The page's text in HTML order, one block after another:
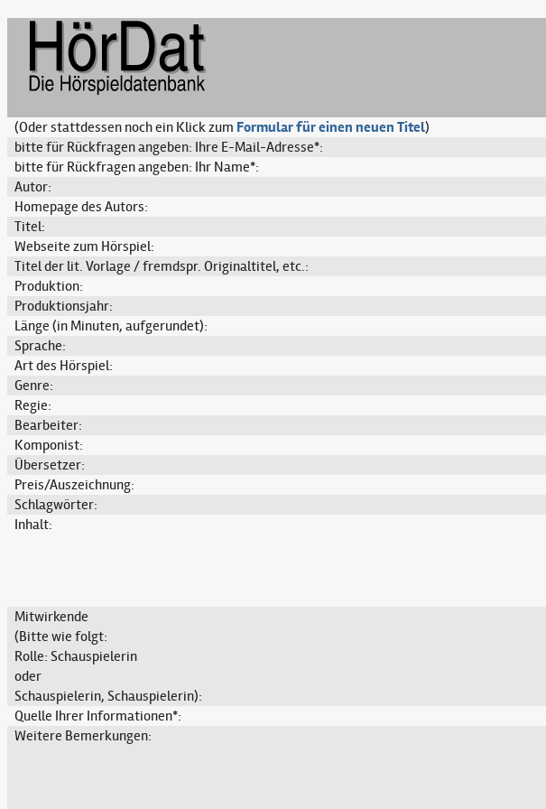
(Oder stattdessen noch ein Klick zum Formular für einen neuen Titel)
bitte für Rückfragen angeben: Ihre E-Mail-Adresse*:
bitte für Rückfragen angeben: Ihr Name*:
Autor:
Homepage des Autors:
Titel:
Webseite zum Hörspiel:
Titel der lit. Vorlage / fremdspr. Originaltitel, etc.:
Produktion:
Produktionsjahr:
Länge (in Minuten, aufgerundet):
Sprache:
Art des Hörspiel:
Genre:
Regie:
Bearbeiter:
Komponist:
Übersetzer:
Preis/Auszeichnung:
Schlagwörter:
Inhalt:
Mitwirkende
(Bitte wie folgt:
Rolle: Schauspielerin
oder
Schauspielerin, Schauspielerin):
Quelle Ihrer Informationen*:
Weitere Bemerkungen: